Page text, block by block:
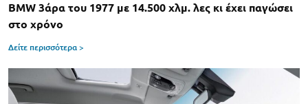
BMW 3άρα του 1977 με 14.500 χλμ. λες κι έχει παγώσει
στο χρόνο
Δείτε περισσότερα >